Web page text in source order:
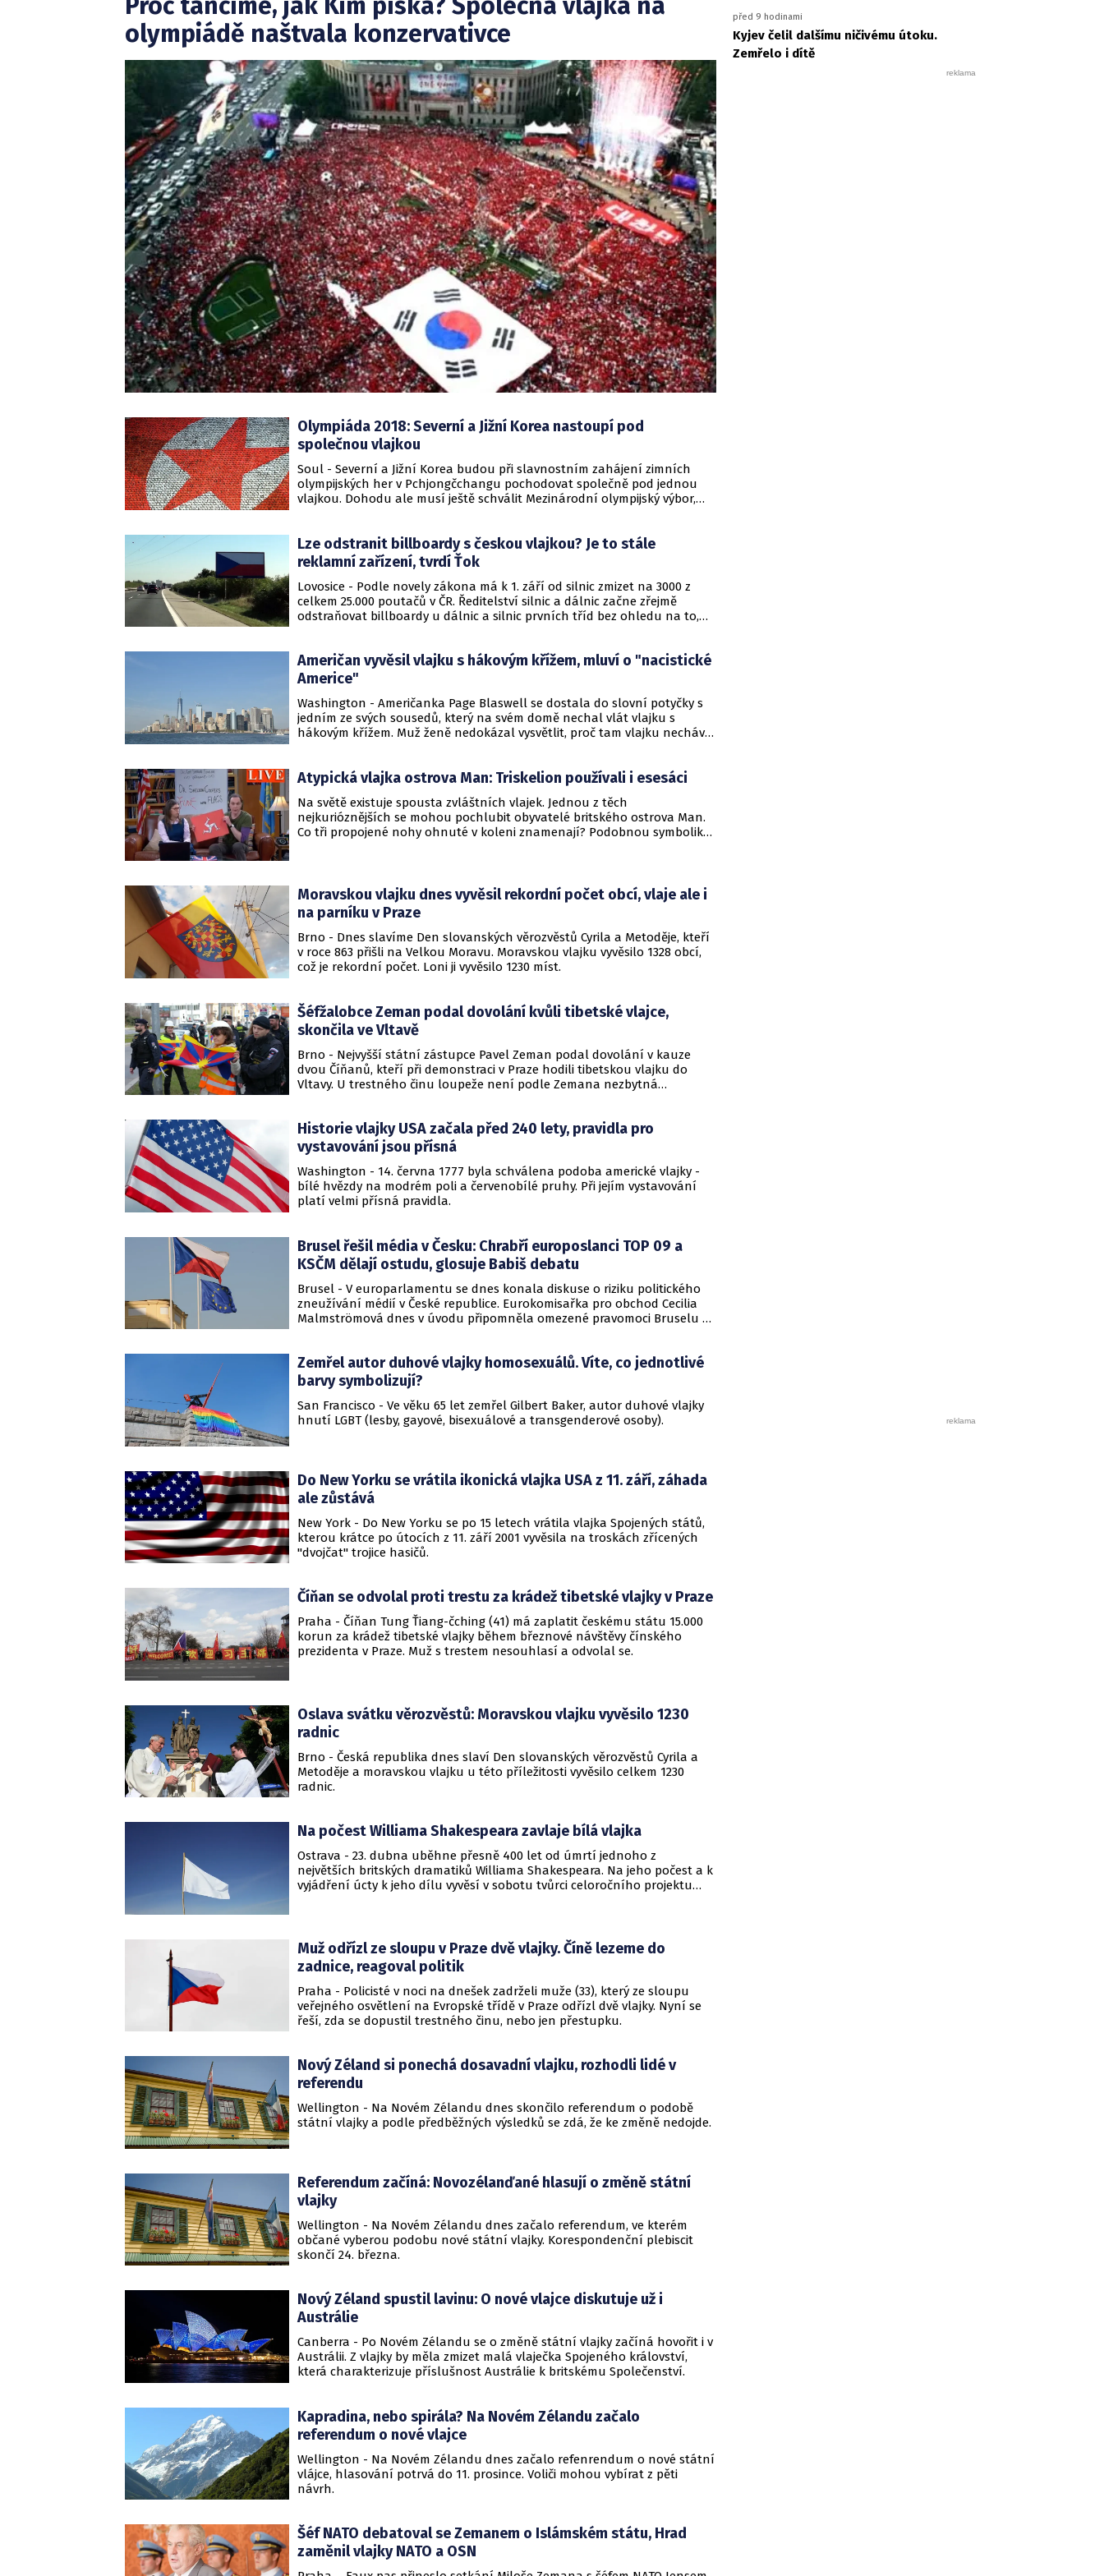
olympiádě naštvala konzervativce
Olympiáda 2018: Severní a Jižní Korea nastoupí pod
společnou vlajkou
Soul - Severní a Jižní Korea budou při slavnostním zahájení zimních
olympijských her v Pchjongčchangu pochodovat společně pod jednou
vlajkou. Dohodu ale musí ještě schválit Mezinárodní olympijský výbor,
Lze odstranit billboardy s českou vlajkou? Je to stále
reklamní zařízení, tvrdí Ťok
Lovosice - Podle novely zákona má k 1. září od silnic zmizet na 3000 z
celkem 25.000 poutačů v ČR. Ředitelství silnic a dálnic začne zřejmě
odstraňovat billboardy u dálnic a silnic prvních tříd bez ohledu na to,
Američan vyvěsil vlajku s hákovým křížem, mluví o "nacistické
Americe"
Washington - Američanka Page Blaswell se dostala do slovní potyčky s
jedním ze svých sousedů, který na svém domě nechal vlát vlajku s
hákovým křížem. Muž ženě nedokázal vysvětlit, proč tam vlajku nechává
Atypická vlajka ostrova Man: Triskelion používali i esesáci
Na světě existuje spousta zvláštních vlajek. Jednou z těch
nejkurióznějších se mohou pochlubit obyvatelé britského ostrova Man.
Co tři propojené nohy ohnuté v koleni znamenají? Podobnou symboliku
Moravskou vlajku dnes vyvěsil rekordní počet obcí, vlaje ale i
na parníku v Praze
Brno - Dnes slavíme Den slovanských věrozvěstů Cyrila a Metoděje, kteří
v roce 863 přišli na Velkou Moravu. Moravskou vlajku vyvěsilo 1328 obcí,
což je rekordní počet. Loni ji vyvěsilo 1230 míst.
Šéfžalobce Zeman podal dovolání kvůli tibetské vlajce,
skončila ve Vltavě
Brno - Nejvyšší státní zástupce Pavel Zeman podal dovolání v kauze
dvou Číňanů, kteří při demonstraci v Praze hodili tibetskou vlajku do
Vltavy. U trestného činu loupeže není podle Zemana nezbytná
Historie vlajky USA začala před 240 lety, pravidla pro
vystavování jsou přísná
Washington - 14. června 1777 byla schválena podoba americké vlajky -
bílé hvězdy na modrém poli a červenobílé pruhy. Při jejím vystavování
platí velmi přísná pravidla.
Brusel řešil média v Česku: Chrabří europoslanci TOP 09 a
KSČM dělají ostudu, glosuje Babiš debatu
Brusel - V europarlamentu se dnes konala diskuse o riziku politického
zneužívání médií v České republice. Eurokomisařka pro obchod Cecilia
Malmströmová dnes v úvodu připomněla omezené pravomoci Bruselu v
veřejnost pronikly "Babišovy nahrávky".
Zemřel autor duhové vlajky homosexuálů. Víte, co jednotlivé
barvy symbolizují?
San Francisco - Ve věku 65 let zemřel Gilbert Baker, autor duhové vlajky
hnutí LGBT (lesby, gayové, bisexuálové a transgenderové osoby).
Do New Yorku se vrátila ikonická vlajka USA z 11. září, záhada
ale zůstává
New York - Do New Yorku se po 15 letech vrátila vlajka Spojených států,
kterou krátce po útocích z 11. září 2001 vyvěsila na troskách zřícených
"dvojčat" trojice hasičů.
Číňan se odvolal proti trestu za krádež tibetské vlajky v Praze
Praha - Číňan Tung Ťiang-čching (41) má zaplatit českému státu 15.000
korun za krádež tibetské vlajky během březnové návštěvy čínského
prezidenta v Praze. Muž s trestem nesouhlasí a odvolal se.
Oslava svátku věrozvěstů: Moravskou vlajku vyvěsilo 1230
radnic
Brno - Česká republika dnes slaví Den slovanských věrozvěstů Cyrila a
Metoděje a moravskou vlajku u této příležitosti vyvěsilo celkem 1230
radnic.
Na počest Williama Shakespeara zavlaje bílá vlajka
Ostrava - 23. dubna uběhne přesně 400 let od úmrtí jednoho z
největších britských dramatiků Williama Shakespeara. Na jeho počest a k
vyjádření úcty k jeho dílu vyvěsí v sobotu tvůrci celoročního projektu
Muž odřízl ze sloupu v Praze dvě vlajky. Číně lezeme do
zadnice, reagoval politik
Praha - Policisté v noci na dnešek zadrželi muže (33), který ze sloupu
veřejného osvětlení na Evropské třídě v Praze odřízl dvě vlajky. Nyní se
řeší, zda se dopustil trestného činu, nebo jen přestupku.
Nový Zéland si ponechá dosavadní vlajku, rozhodli lidé v
referendu
Wellington - Na Novém Zélandu dnes skončilo referendum o podobě
státní vlajky a podle předběžných výsledků se zdá, že ke změně nedojde.
Referendum začíná: Novozélanďané hlasují o změně státní
vlajky
Wellington - Na Novém Zélandu dnes začalo referendum, ve kterém
občané vyberou podobu nové státní vlajky. Korespondenční plebiscit
skončí 24. března.
Nový Zéland spustil lavinu: O nové vlajce diskutuje už i
Austrálie
Canberra - Po Novém Zélandu se o změně státní vlajky začíná hovořit i v
Austrálii. Z vlajky by měla zmizet malá vlaječka Spojeného království,
která charakterizuje příslušnost Austrálie k britskému Společenství.
Kapradina, nebo spirála? Na Novém Zélandu začalo
referendum o nové vlajce
Wellington - Na Novém Zélandu dnes začalo refenrendum o nové státní
vlájce, hlasování potrvá do 11. prosince. Voliči mohou vybírat z pěti
návrh.
Šéf NATO debatoval se Zemanem o Islámském státu, Hrad
zaměnil vlajky NATO a OSN
před 9 hodinami
Kyjev čelil dalšímu ničivému útoku.
Zemřelo i dítě